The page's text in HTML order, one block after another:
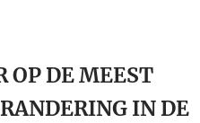
OP DE MEEST
IN DE